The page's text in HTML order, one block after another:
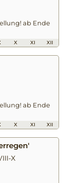
ab Ende
X XI XII
ab Ende
X XI XII
X